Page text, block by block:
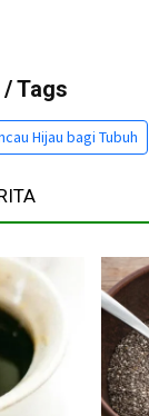
Tags
Hijau bagi Tubuh